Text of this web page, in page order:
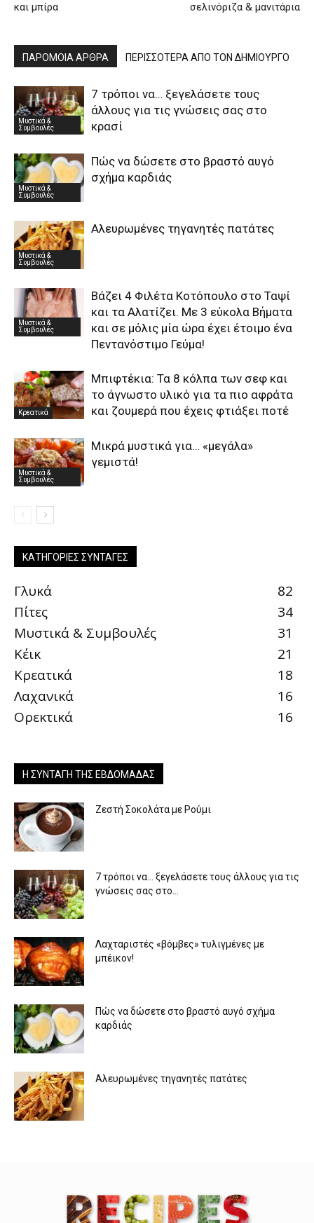
και μπίρα
σελινόριζα & μανιτάρια
ΠΑΡΟΜΟΙΑ ΑΡΘΡΑ ΠΕΡΙΣΣΟΤΕΡΑ ΑΠΟ ΤΟΝ ΔΗΜΙΟΥΡΓΟ
Μυστικά &
Συμβουλές
7 τρόποι να… ξεγελάσετε τους
άλλους για τις γνώσεις σας στο
κρασί
Μυστικά &
Συμβουλές
Πώς να δώσετε στο βραστό αυγό
σχήμα καρδιάς
Μυστικά &
Συμβουλές
Αλευρωμένες τηγανητές πατάτες
Μυστικά &
Συμβουλές
Βάζει 4 Φιλέτα Κοτόπουλο στο Ταψί
και τα Αλατίζει. Με 3 εύκολα Βήματα
και σε μόλις μία ώρα έχει έτοιμο ένα
Πεντανόστιμο Γεύμα!
Κρεατικά
Μπιφτέκια: Τα 8 κόλπα των σεφ και
το άγνωστο υλικό για τα πιο αφράτα
και ζουμερά που έχεις φτιάξει ποτέ
Μυστικά &
Συμβουλές
Μικρά μυστικά για… «μεγάλα»
γεμιστά!
ΚΑΤΗΓΟΡΊΕΣ ΣΥΝΤΑΓΈΣ
Γλυκά
82
Πίτες
34
Μυστικά & Συμβουλές
31
Κέικ
21
Κρεατικά
18
Λαχανικά
16
Ορεκτικά
16
Η ΣΥΝΤΑΓΉ ΤΗΣ ΕΒΔΟΜΆΔΑΣ
Ζεστή Σοκολάτα με Ρούμι
7 τρόποι να… ξεγελάσετε τους άλλους για τις
γνώσεις σας στο...
Λαχταριστές «βόμβες» τυλιγμένες με
μπέικον!
Πώς να δώσετε στο βραστό αυγό σχήμα
καρδιάς
Αλευρωμένες τηγανητές πατάτες